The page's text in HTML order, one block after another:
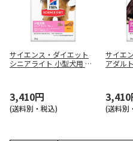
サイエンス・ダイエット
シニアライト 小型犬用 肥
3,410円
(送料別・税込)
サイエ
アダル
3,410
(送料別